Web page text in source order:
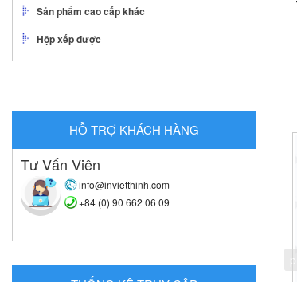
Sản phẩm cao cấp khác
Hộp xếp được
HỖ TRỢ KHÁCH HÀNG
Tư Vấn Viên
info@invietthinh.com
+84 (0) 90 662 06 09